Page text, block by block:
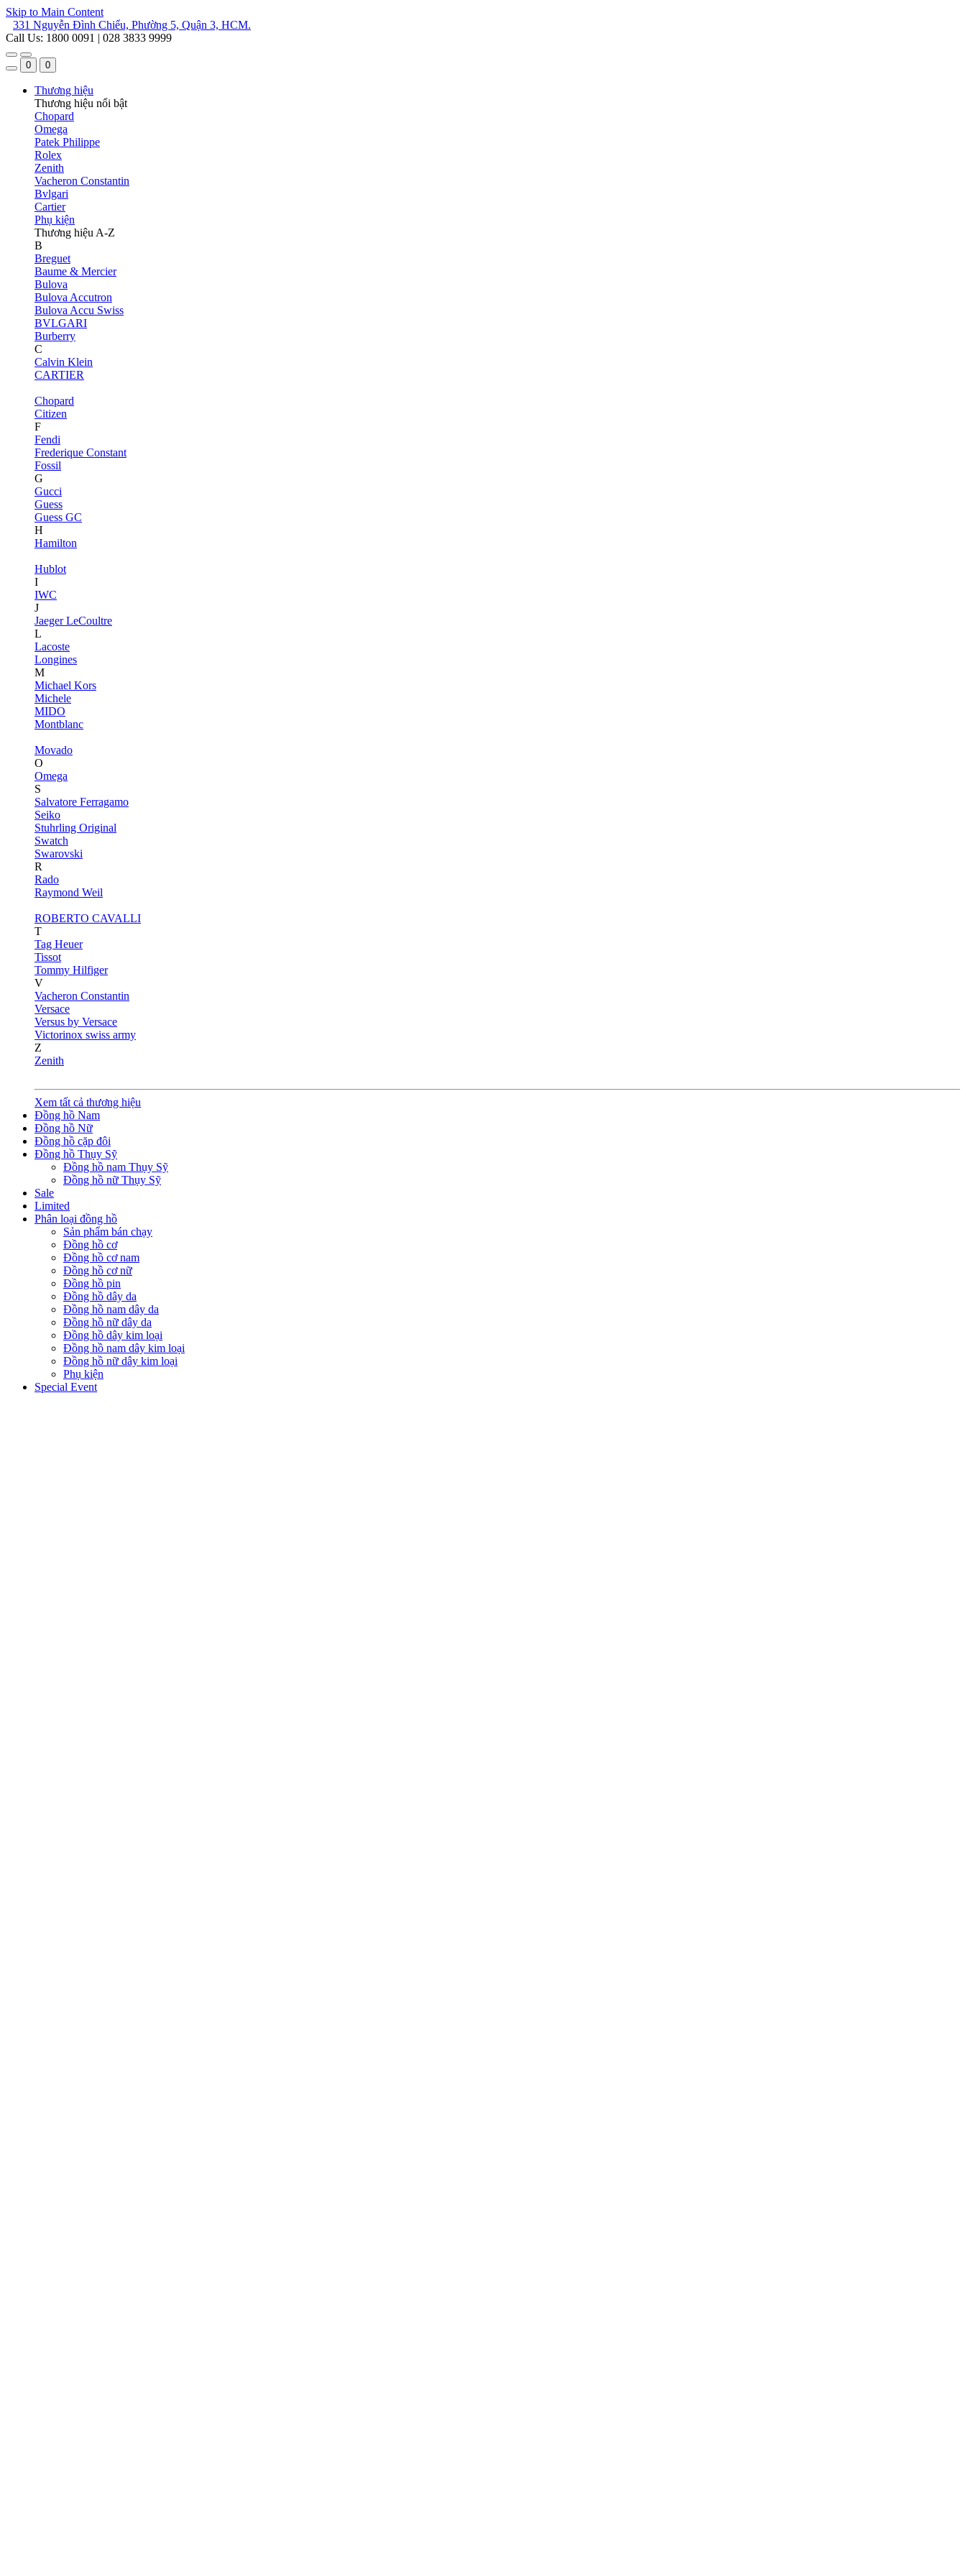
Skip to Main Content
331 Nguyễn Đình Chiểu, Phường 5, Quận 3, HCM.
Call Us: 1800 0091 | 028 3833 9999
0 0
Thương hiệu
Thương hiệu nổi bật
Chopard
Omega
Patek Philippe
Rolex
Zenith
Vacheron Constantin
Bvlgari
Cartier
Phụ kiện
Thương hiệu A-Z
B
Breguet
Baume & Mercier
Bulova
Bulova Accutron
Bulova Accu Swiss
BVLGARI
Burberry
C
Calvin Klein
CARTIER
Chopard
Citizen
F
Fendi
Frederique Constant
Fossil
G
Gucci
Guess
Guess GC
H
Hamilton
Hublot
I
IWC
J
Jaeger LeCoultre
L
Lacoste
Longines
M
Michael Kors
Michele
MIDO
Montblanc
Movado
O
Omega
S
Salvatore Ferragamo
Seiko
Stuhrling Original
Swatch
Swarovski
R
Rado
Raymond Weil
ROBERTO CAVALLI
T
Tag Heuer
Tissot
Tommy Hilfiger
V
Vacheron Constantin
Versace
Versus by Versace
Victorinox swiss army
Z
Zenith
Xem tất cả thương hiệu
Đồng hồ Nam
Đồng hồ Nữ
Đồng hồ cặp đôi
Đồng hồ Thụy Sỹ
Đồng hồ nam Thụy Sỹ
Đồng hồ nữ Thụy Sỹ
Sale
Limited
Phân loại đồng hồ
Sản phẩm bán chạy
Đồng hồ cơ
Đồng hồ cơ nam
Đồng hồ cơ nữ
Đồng hồ pin
Đồng hồ dây da
Đồng hồ nam dây da
Đồng hồ nữ dây da
Đồng hồ dây kim loại
Đồng hồ nam dây kim loại
Đồng hồ nữ dây kim loại
Phụ kiện
Special Event